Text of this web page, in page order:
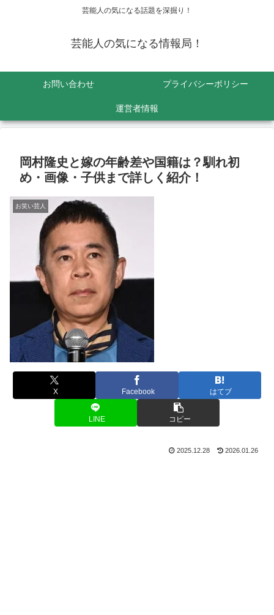
芸能人の気になる話題を深掘り！
芸能人の気になる情報局！
お問い合わせ プライバシーポリシー
運営者情報
岡村隆史と嫁の年齢差や国籍は？馴れ初
め・画像・子供まで詳しく紹介！
お笑い芸人
X Facebook はてブ
LINE コピー
2025.12.28 2026.01.26